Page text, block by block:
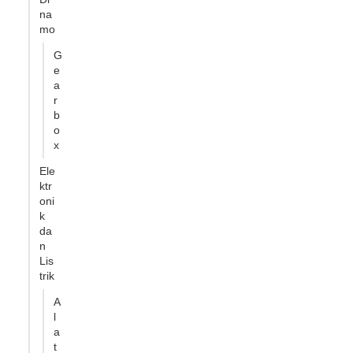
na
mo
G
e
a
r
b
o
x
Ele
ktr
oni
k
da
n
Lis
trik
A
l
a
t